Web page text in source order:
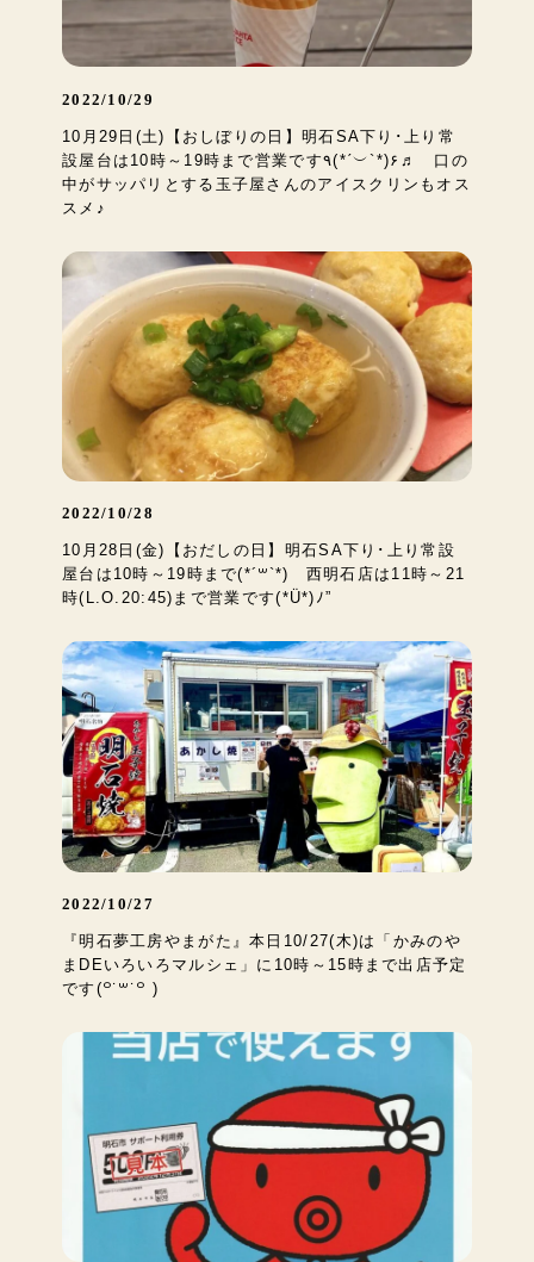
2022/10/29
10月29日(土)【おしぼりの日】明石SA下り･上り常
設屋台は10時～19時まで営業です٩(*ˊ︶`*)۶♬ 口の
中がサッパリとする玉子屋さんのアイスクリンもオス
スメ♪
2022/10/28
10月28日(金)【おだしの日】明石SA下り･上り常設
屋台は10時～19時まで(*´꒳`*) 西明石店は11時～21
時(L.O.20:45)まで営業です(*Ü*)ﾉ”
2022/10/27
『明石夢工房やまがた』本日10/27(木)は「かみのや
まDEいろいろマルシェ」に10時～15時まで出店予定
です(꒪˙꒳˙꒪ )